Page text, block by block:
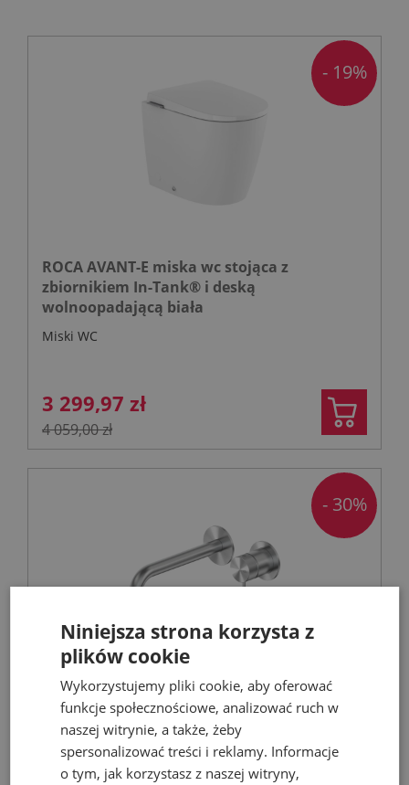
ROCA AVANT-E miska wc stojąca z
zbiornikiem In-Tank® i deską
wolnoopadającą biała
Miski WC
3 299,97 zł
4 059,00 zł
- 19%
KFA MOZA 316L bateria umywalkowa
podtynkowa stal nierdzewna
Baterie umywalkowe
- 30%
Niniejsza strona korzysta z
plików cookie
Wykorzystujemy pliki cookie, aby oferować
funkcje społecznościowe, analizować ruch w
naszej witrynie, a także, żeby
spersonalizować treści i reklamy. Informacje
o tym, jak korzystasz z naszej witryny,